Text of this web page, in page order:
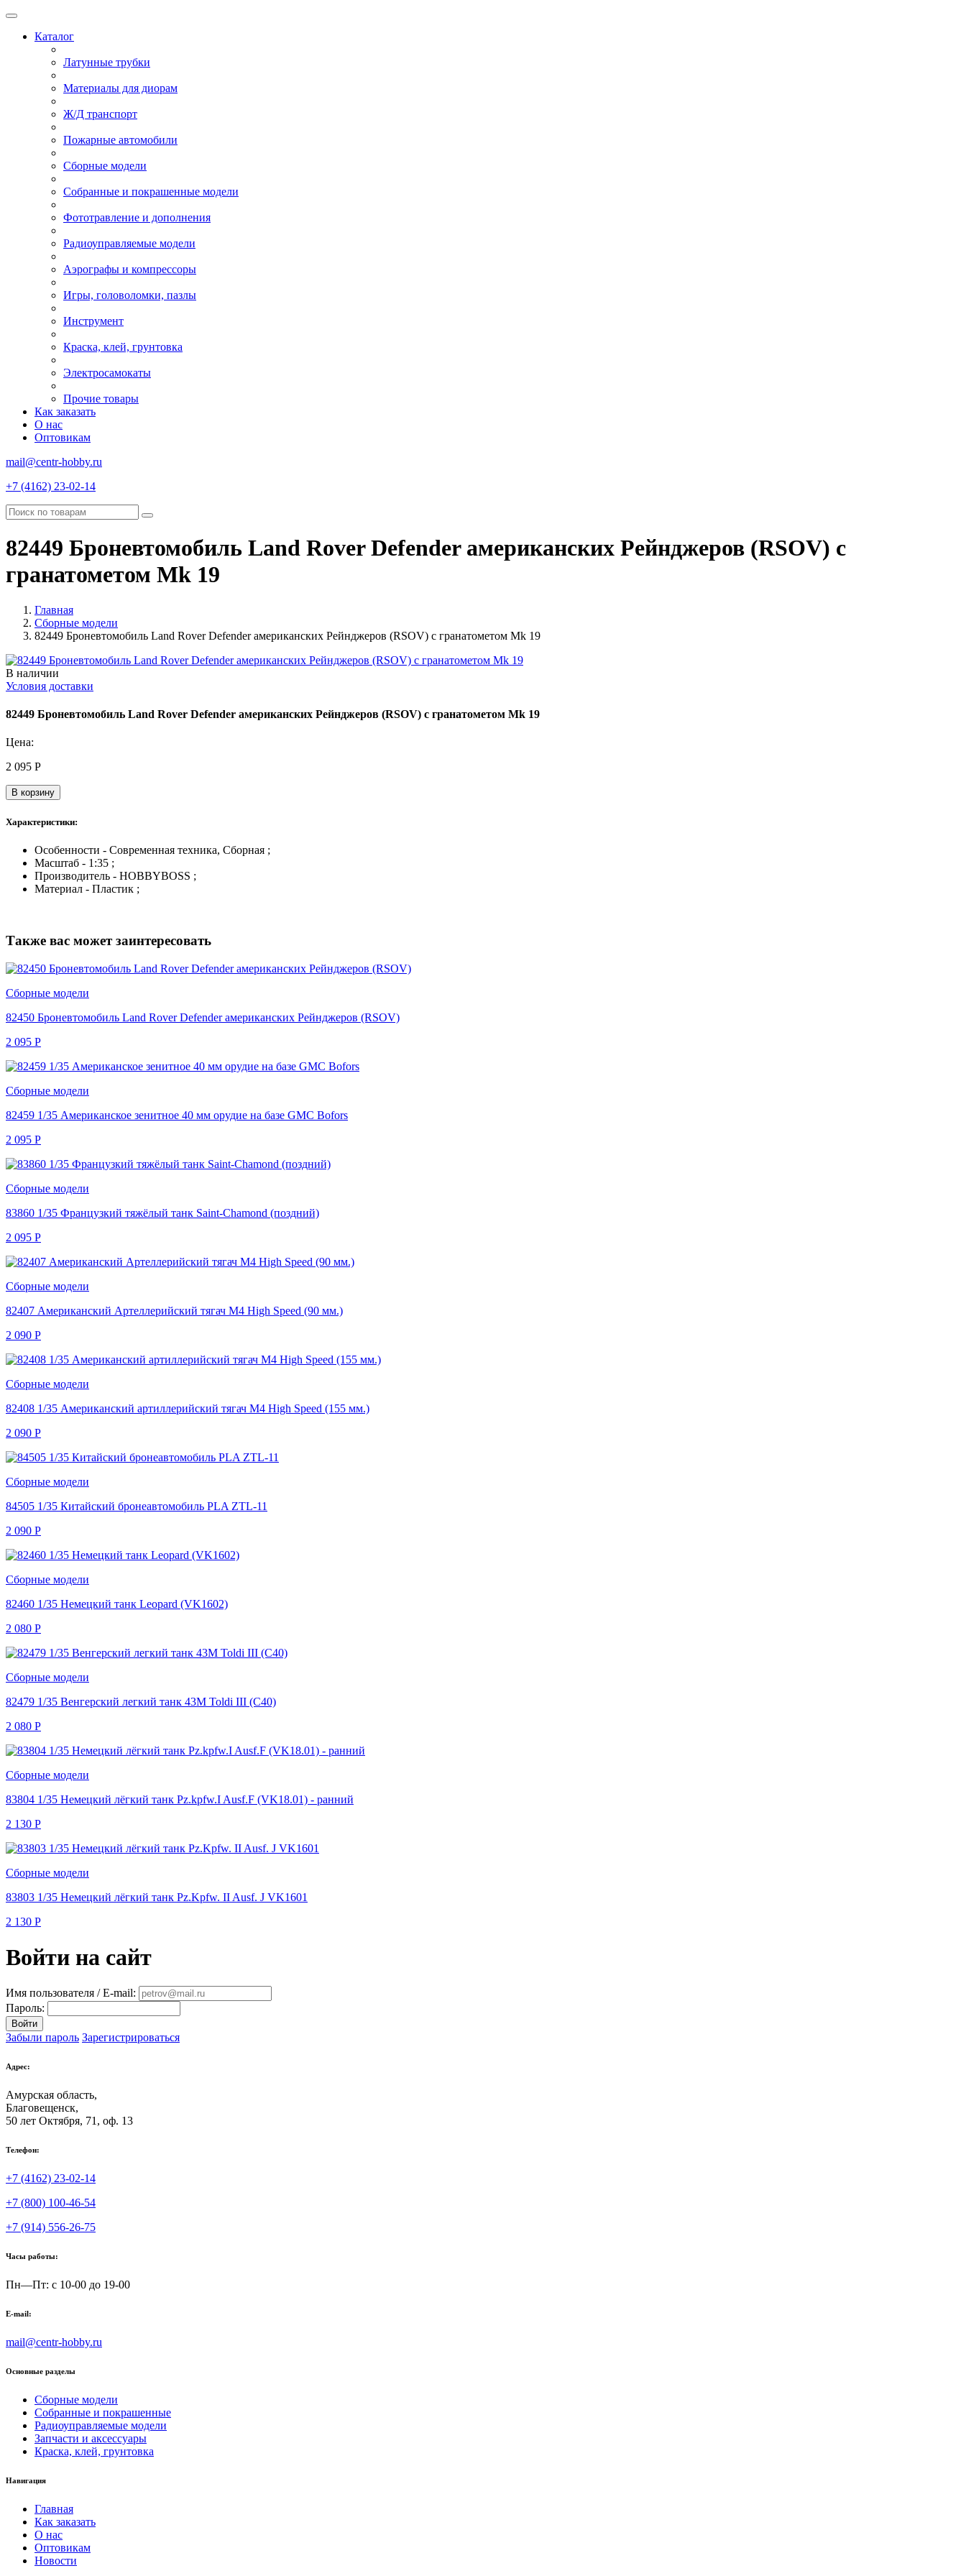
Каталог
Латунные трубки
Материалы для диорам
Ж/Д транспорт
Пожарные автомобили
Сборные модели
Собранные и покрашенные модели
Фототравление и дополнения
Радиоуправляемые модели
Аэрографы и компрессоры
Игры, головоломки, пазлы
Инструмент
Краска, клей, грунтовка
Электросамокаты
Прочие товары
Как заказать
О нас
Оптовикам
mail@centr-hobby.ru
+7 (4162) 23-02-14
82449 Броневтомобиль Land Rover Defender американских Рейнджеров (RSOV) с
гранатометом Mk 19
Главная
Сборные модели
82449 Броневтомобиль Land Rover Defender американских Рейнджеров (RSOV) с гранатометом Mk 19
В наличии
Условия доставки
82449 Броневтомобиль Land Rover Defender американских Рейнджеров (RSOV) с гранатометом Mk 19
Цена:
2 095 Р
В корзину
Характеристики:
Особенности - Современная техника, Сборная ;
Масштаб - 1:35 ;
Производитель - HOBBYBOSS ;
Материал - Пластик ;
Также вас может заинтересовать
Сборные модели
82450 Броневтомобиль Land Rover Defender американских Рейнджеров (RSOV)
2 095 Р
Сборные модели
82459 1/35 Американское зенитное 40 мм орудие на базе GMC Bofors
2 095 Р
Сборные модели
83860 1/35 Французкий тяжёлый танк Saint-Chamond (поздний)
2 095 Р
Сборные модели
82407 Американский Артеллерийский тягач M4 High Speed (90 мм.)
2 090 Р
Сборные модели
82408 1/35 Американский артиллерийский тягач M4 High Speed (155 мм.)
2 090 Р
Сборные модели
84505 1/35 Китайский бронеавтомобиль PLA ZTL-11
2 090 Р
Сборные модели
82460 1/35 Немецкий танк Leopard (VK1602)
2 080 Р
Сборные модели
82479 1/35 Венгерский легкий танк 43M Toldi III (C40)
2 080 Р
Сборные модели
83804 1/35 Немецкий лёгкий танк Pz.kpfw.I Ausf.F (VK18.01) - ранний
2 130 Р
Сборные модели
83803 1/35 Немецкий лёгкий танк Pz.Kpfw. II Ausf. J VK1601
2 130 Р
Войти на сайт
Имя пользователя / E-mail:
Пароль:
Войти
Забыли пароль Зарегистрироваться
Адрес:
Амурская область,
Благовещенск,
50 лет Октября, 71, оф. 13
Телефон:
+7 (4162) 23-02-14
+7 (800) 100-46-54
+7 (914) 556-26-75
Часы работы:
Пн—Пт: с 10-00 до 19-00
E-mail:
mail@centr-hobby.ru
Основные разделы
Сборные модели
Собранные и покрашенные
Радиоуправляемые модели
Запчасти и аксессуары
Краска, клей, грунтовка
Навигация
Главная
Как заказать
О нас
Оптовикам
Новости